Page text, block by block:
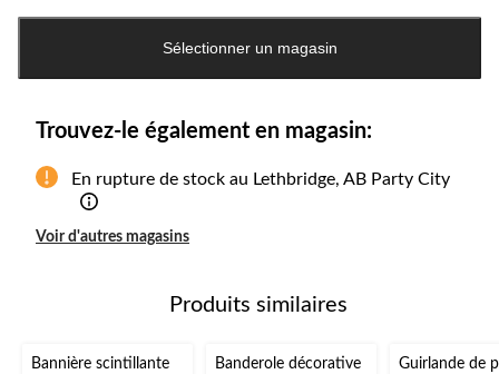
Sélectionner un magasin
Trouvez-le également en magasin:
En rupture de stock au Lethbridge, AB Party City
Voir d'autres magasins
Produits similaires
Bannière scintillante
Banderole décorative
Guirlande de